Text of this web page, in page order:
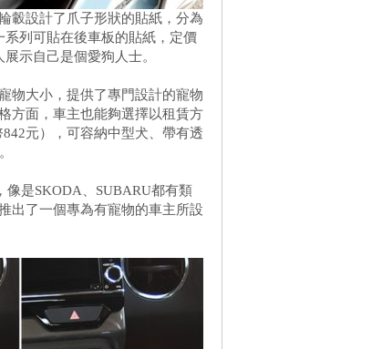
轂設計了爪子形狀的貼紙，分為
列可貼在後車板的貼紙，定價
示自己是個愛狗人士。
物大小，提供了專門設計的寵物
方面，車主也能夠選擇以租賃方
元），可容納中型犬、帶有透
是SKODA、SUBARU都有類
出了一個專為有寵物的車主所設